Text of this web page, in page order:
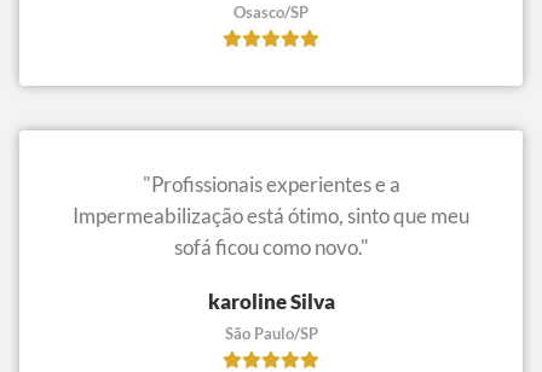
Osasco/SP
"Profissionais experientes e a
Impermeabilização está ótimo, sinto que meu
sofá ficou como novo."
karoline Silva
São Paulo/SP